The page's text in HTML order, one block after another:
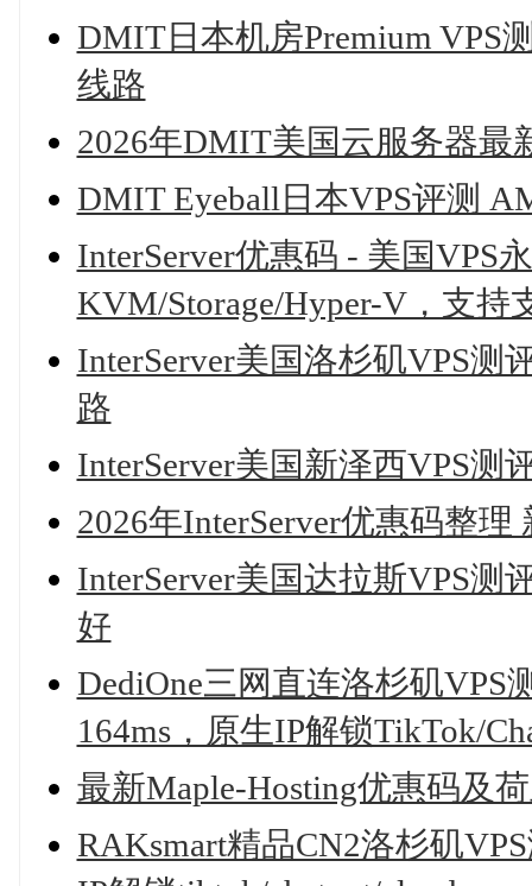
DMIT日本机房Premium VPS
线路
2026年DMIT美国云服务器最
DMIT Eyeball日本VPS评测
InterServer优惠码 - 美国VPS
KVM/Storage/Hyper-V，支持
InterServer美国洛杉矶VPS测
路
InterServer美国新泽西VPS测
2026年InterServer优惠码整
InterServer美国达拉斯VPS测
好
DediOne三网直连洛杉矶VPS
164ms，原生IP解锁TikTok/
最新Maple-Hosting优惠码及
RAKsmart精品CN2洛杉矶